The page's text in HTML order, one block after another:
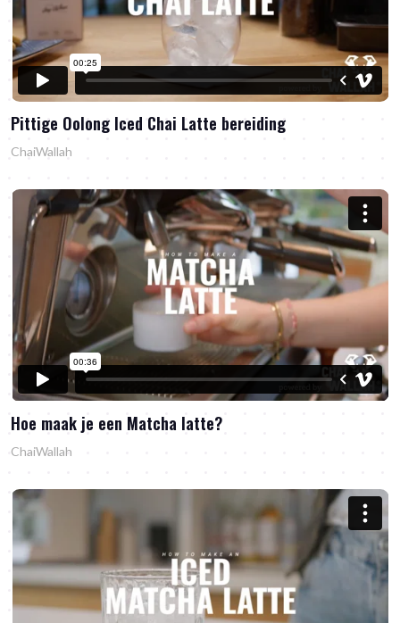
Pittige Oolong Iced Chai Latte bereiding
ChaiWallah
Hoe maak je een Matcha latte?
ChaiWallah